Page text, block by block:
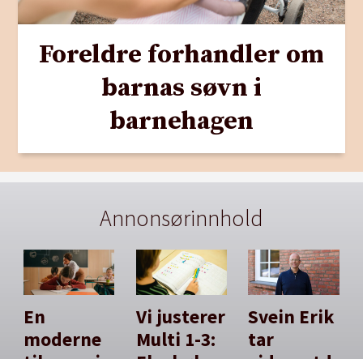
Foreldre forhandler om
barnas søvn i
barnehagen
Annonsørinnhold
En
moderne
Vi justerer
Multi 1-3:
Svein Erik
tar